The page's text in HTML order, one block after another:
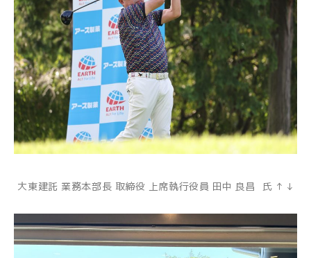
大東建託 業務本部長 取締役 上席執行役員 田中 良昌 氏 ↑ ↓